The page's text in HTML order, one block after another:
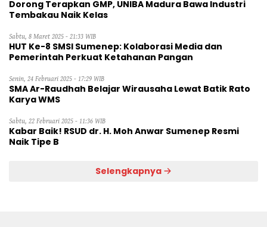
Dorong Terapkan GMP, UNIBA Madura Bawa Industri
Tembakau Naik Kelas
Sabtu, 8 Maret 2025 - 21:33 WIB
HUT Ke-8 SMSI Sumenep: Kolaborasi Media dan
Pemerintah Perkuat Ketahanan Pangan
Senin, 24 Februari 2025 - 17:29 WIB
SMA Ar-Raudhah Belajar Wirausaha Lewat Batik Rato
Karya WMS
Sabtu, 22 Februari 2025 - 11:36 WIB
Kabar Baik! RSUD dr. H. Moh Anwar Sumenep Resmi
Naik Tipe B
Selengkapnya